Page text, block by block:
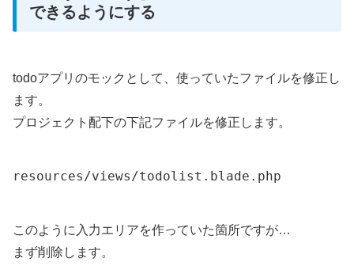
できるようにする
todoアプリのモックとして、使っていたファイルを修正し
ます。
プロジェクト配下の下記ファイルを修正します。
resources/views/todolist.blade.php
このように入力エリアを作っていた箇所ですが…
まず削除します。